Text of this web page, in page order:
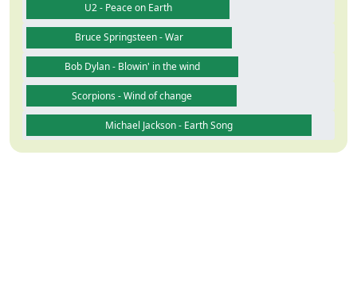
U2 - Peace on Earth
Bruce Springsteen - War
Bob Dylan - Blowin' in the wind
Scorpions - Wind of change
Michael Jackson - Earth Song